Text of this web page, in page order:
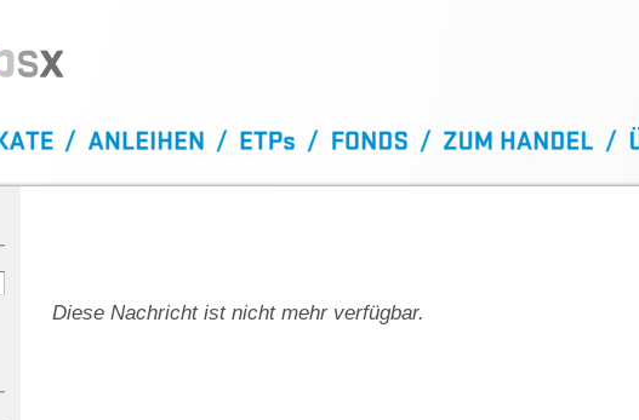
Diese Nachricht ist nicht mehr verfügbar.